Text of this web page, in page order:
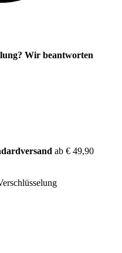
Wir beantworten
ab € 49,90